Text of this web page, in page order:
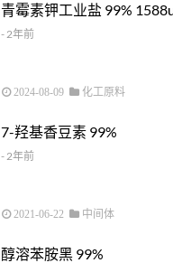
青霉素钾工业盐 99%
- 2年前
2024-08-09 化工原料
7-羟基香豆素 99%
- 2年前
2021-06-22 中间体
醇溶苯胺黑 99%